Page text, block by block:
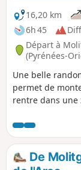
16,20 km
6h 45
Départ à
(Pyrénées-
Une belle
permet de
rentre dans une
arrondies
géants. Un
massif allongé
De